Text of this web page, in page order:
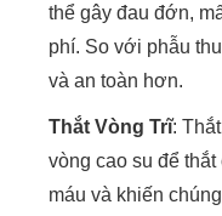
thể gây đau đớn,
phí. So với phẫu
và an toàn hơn.
Thắt Vòng Trĩ:
vòng cao su để
máu và khiến